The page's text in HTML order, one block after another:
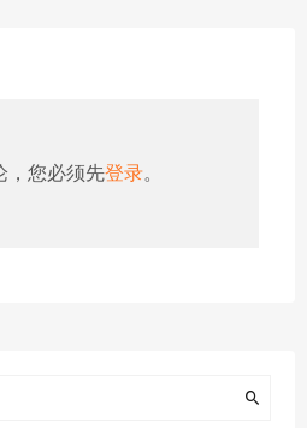
，您必须先登录。